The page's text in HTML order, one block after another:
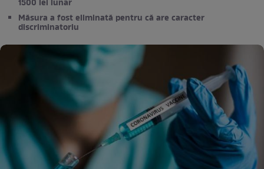
1500 lei lunar
Măsura a fost eliminată pentru că are caracter
discriminatoriu